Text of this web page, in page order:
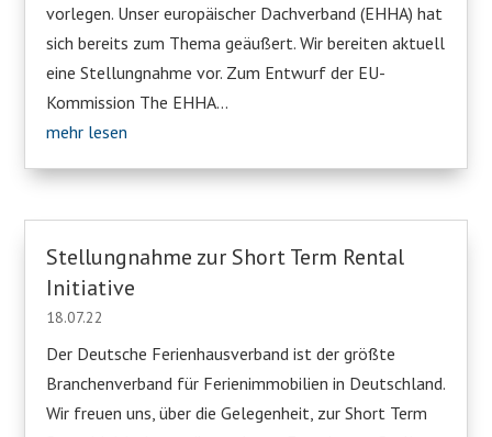
vorlegen. Unser europäischer Dachverband (EHHA) hat
sich bereits zum Thema geäußert. Wir bereiten aktuell
eine Stellungnahme vor. Zum Entwurf der EU-
Kommission The EHHA...
mehr lesen
Stellungnahme zur Short Term Rental
Initiative
18.07.22
Der Deutsche Ferienhausverband ist der größte
Branchenverband für Ferienimmobilien in Deutschland.
Wir freuen uns, über die Gelegenheit, zur Short Term